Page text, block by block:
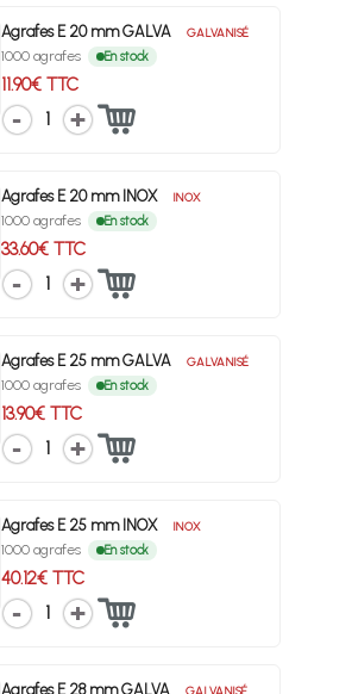
Agrafes E 20 mm GALVA GALVANISÉ
1000 agrafes En stock
11.90€ TTC
1
Agrafes E 20 mm INOX INOX
1000 agrafes En stock
33.60€ TTC
1
Agrafes E 25 mm GALVA GALVANISÉ
1000 agrafes En stock
13.90€ TTC
1
Agrafes E 25 mm INOX INOX
1000 agrafes En stock
40.12€ TTC
1
Agrafes E 28 mm GALVA GALVANISÉ